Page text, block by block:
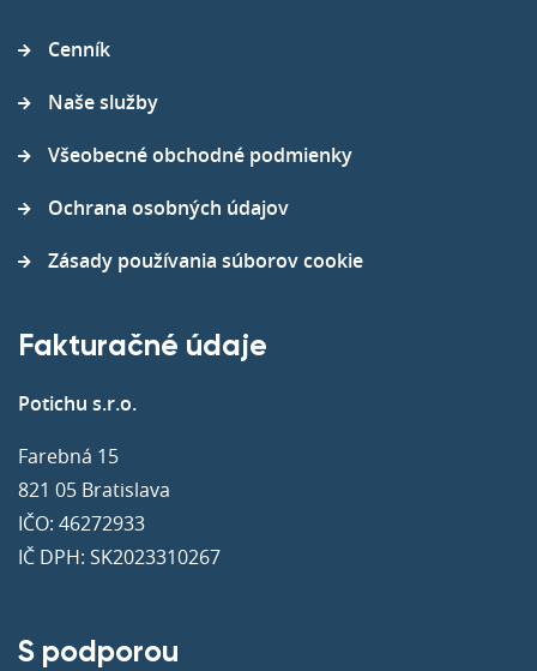
Cenník
Naše služby
Všeobecné obchodné podmienky
Ochrana osobných údajov
Zásady používania súborov cookie
Fakturačné údaje
Potichu s.r.o.
Farebná 15
821 05 Bratislava
IČO: 46272933
IČ DPH: SK2023310267
S podporou